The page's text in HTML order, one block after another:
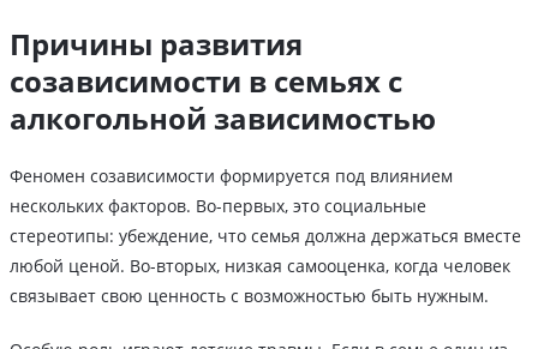
Причины развития
созависимости в семьях с
алкогольной зависимостью
Феномен созависимости формируется под влиянием
нескольких факторов. Во-первых, это социальные
стереотипы: убеждение, что семья должна держаться вместе
любой ценой. Во-вторых, низкая самооценка, когда человек
связывает свою ценность с возможностью быть нужным.